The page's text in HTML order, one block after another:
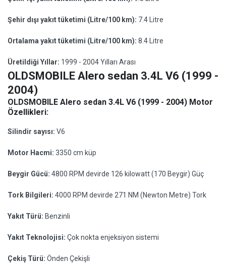
Şehir dışı yakıt tüketimi (Litre/100 km): 7.4 Litre
Ortalama yakıt tüketimi (Litre/100 km): 8.4 Litre
Üretildiği Yıllar: 1999 - 2004 Yılları Arası
OLDSMOBILE Alero sedan 3.4L V6 (1999 -
2004)
OLDSMOBILE Alero sedan 3.4L V6 (1999 - 2004) Motor
Özellikleri:
Silindir sayısı: V6
Motor Hacmi: 3350 cm küp
Beygir Gücü: 4800 RPM devirde 126 kilowatt (170 Beygir) Güç
Tork Bilgileri: 4000 RPM devirde 271 NM (Newton Metre) Tork
Yakıt Türü: Benzinli
Yakıt Teknolojisi: Çok nokta enjeksiyon sistemi
Çekiş Türü: Önden Çekişli